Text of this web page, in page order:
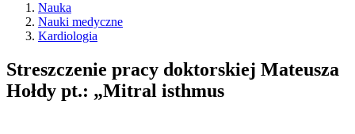
Nauka
Nauki medyczne
Kardiologia
Streszczenie pracy doktorskiej Mateusza
Hołdy pt.: „Mitral isthmus